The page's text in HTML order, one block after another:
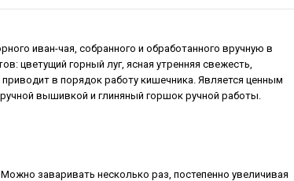
иван-чая, собранного и обработанного вручную в
цветущий горный луг, ясная утренняя свежесть,
в порядок работу кишечника. Является ценным
вышивкой и глиняный горшок ручной работы.
заваривать несколько раз, постепенно увеличивая